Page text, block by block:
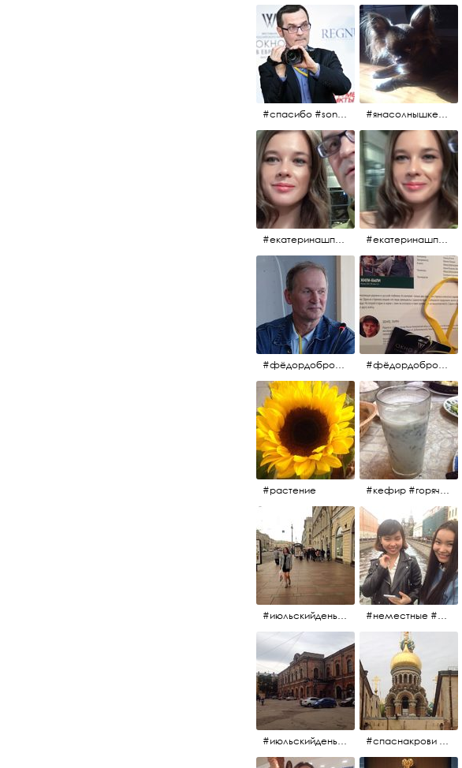
#спасибо #sony #nikon #oknofestivsl @alex_kurov #aplgallery #янасолнышкележу #янасолнышкогляжу #чихуахуа
#екатеринашпица #шпица @ekaterinashpitsa #екатеринашпица #шпица @ekaterinashpitsa
#фёдордобронравов #кино #хорошеекино #жилибыли #фёдордобронравов #эдуардпарри #жилибыли #иринарозанова
#растение #кефир #горячийкефир #национальноеблюдо #лаваш #вкусно
#июльскийдень2017 #15july2017 #невский #неместные #июльскийдень2017
#июльскийдень2017 #15july2017 #спаснакрови #июльскийдень2017